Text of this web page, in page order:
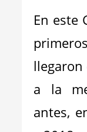
En este
a la
antes,